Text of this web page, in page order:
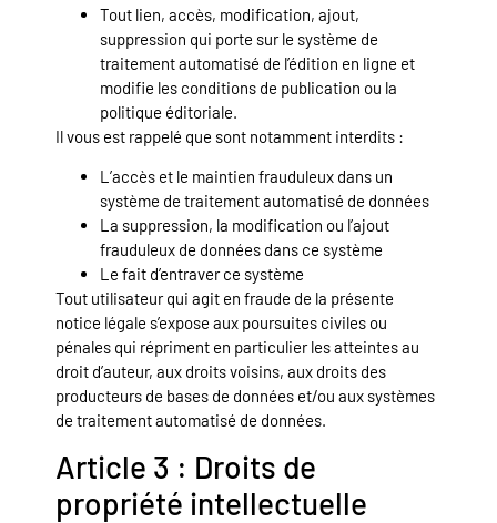
Tout lien, accès, modification, ajout,
suppression qui porte sur le système de
traitement automatisé de l’édition en ligne et
modifie les conditions de publication ou la
politique éditoriale.
Il vous est rappelé que sont notamment interdits :
L’accès et le maintien frauduleux dans un
système de traitement automatisé de données
La suppression, la modification ou l’ajout
frauduleux de données dans ce système
Le fait d’entraver ce système
Tout utilisateur qui agit en fraude de la présente
notice légale s’expose aux poursuites civiles ou
pénales qui répriment en particulier les atteintes au
droit d’auteur, aux droits voisins, aux droits des
producteurs de bases de données et/ou aux systèmes
de traitement automatisé de données.
Article 3 : Droits de
propriété intellectuelle